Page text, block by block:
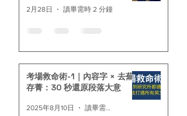
2月28日 讀畢需時 2 分鐘
考場救命術-1｜內容字 × 去蕪
存菁：30 秒還原段落大意
2025年8月10日